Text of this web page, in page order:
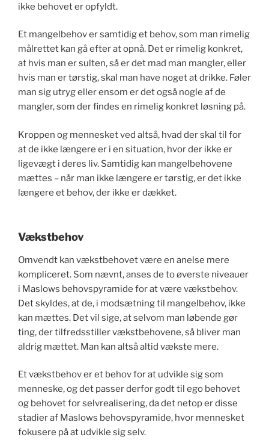
ikke behovet er opfyldt.
Et mangelbehov er samtidig et behov, som man rimelig
målrettet kan gå efter at opnå. Det er rimelig konkret,
at hvis man er sulten, så er det mad man mangler, eller
hvis man er tørstig, skal man have noget at drikke. Føler
man sig utryg eller ensom er det også nogle af de
mangler, som der findes en rimelig konkret løsning på.
Kroppen og mennesket ved altså, hvad der skal til for
at de ikke længere er i en situation, hvor der ikke er
ligevægt i deres liv. Samtidig kan mangelbehovene
mættes – når man ikke længere er tørstig, er det ikke
længere et behov, der ikke er dækket.
Vækstbehov
Omvendt kan vækstbehovet være en anelse mere
kompliceret. Som nævnt, anses de to øverste niveauer
i Maslows behovspyramide for at være vækstbehov.
Det skyldes, at de, i modsætning til mangelbehov, ikke
kan mættes. Det vil sige, at selvom man løbende gør
ting, der tilfredsstiller vækstbehovene, så bliver man
aldrig mættet. Man kan altså altid vækste mere.
Et vækstbehov er et behov for at udvikle sig som
menneske, og det passer derfor godt til ego behovet
og behovet for selvrealisering, da det netop er disse
stadier af Maslows behovspyramide, hvor mennesket
fokusere på at udvikle sig selv.